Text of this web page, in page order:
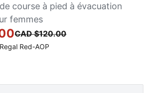
course à pied à évacuation
femmes
CAD $120.00
Red-AOP
AOP